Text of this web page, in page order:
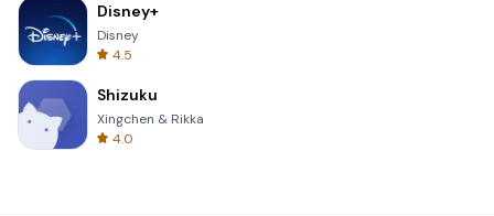
Disney+
Disney
4.5
Shizuku
Xingchen & Rikka
4.0